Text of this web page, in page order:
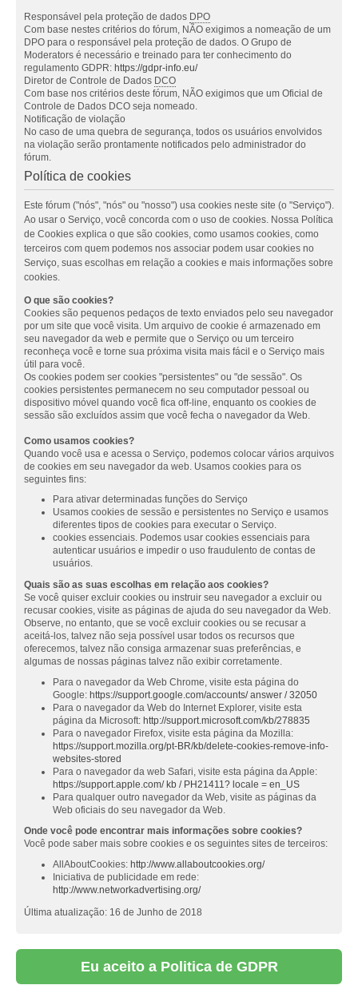
Responsável pela proteção de dados DPO
Com base nestes critérios do fórum, NÃO exigimos a nomeação de um
DPO para o responsável pela proteção de dados. O Grupo de
Moderators é necessário e treinado para ter conhecimento do
regulamento GDPR: https://gdpr-info.eu/
Diretor de Controle de Dados DCO
Com base nos critérios deste fórum, NÃO exigimos que um Oficial de
Controle de Dados DCO seja nomeado.
Notificação de violação
No caso de uma quebra de segurança, todos os usuários envolvidos
na violação serão prontamente notificados pelo administrador do
fórum.
Política de cookies
Este fórum ("nós", "nós" ou "nosso") usa cookies neste site (o "Serviço").
Ao usar o Serviço, você concorda com o uso de cookies. Nossa Política
de Cookies explica o que são cookies, como usamos cookies, como
terceiros com quem podemos nos associar podem usar cookies no
Serviço, suas escolhas em relação a cookies e mais informações sobre
cookies.
O que são cookies?
Cookies são pequenos pedaços de texto enviados pelo seu navegador
por um site que você visita. Um arquivo de cookie é armazenado em
seu navegador da web e permite que o Serviço ou um terceiro
reconheça você e torne sua próxima visita mais fácil e o Serviço mais
útil para você.
Os cookies podem ser cookies "persistentes" ou "de sessão". Os
cookies persistentes permanecem no seu computador pessoal ou
dispositivo móvel quando você fica off-line, enquanto os cookies de
sessão são excluídos assim que você fecha o navegador da Web.
Como usamos cookies?
Quando você usa e acessa o Serviço, podemos colocar vários arquivos
de cookies em seu navegador da web. Usamos cookies para os
seguintes fins:
Para ativar determinadas funções do Serviço
Usamos cookies de sessão e persistentes no Serviço e usamos
diferentes tipos de cookies para executar o Serviço.
cookies essenciais. Podemos usar cookies essenciais para
autenticar usuários e impedir o uso fraudulento de contas de
usuários.
Quais são as suas escolhas em relação aos cookies?
Se você quiser excluir cookies ou instruir seu navegador a excluir ou
recusar cookies, visite as páginas de ajuda do seu navegador da Web.
Observe, no entanto, que se você excluir cookies ou se recusar a
aceitá-los, talvez não seja possível usar todos os recursos que
oferecemos, talvez não consiga armazenar suas preferências, e
algumas de nossas páginas talvez não exibir corretamente.
Para o navegador da Web Chrome, visite esta página do
Google: https://support.google.com/accounts/ answer / 32050
Para o navegador da Web do Internet Explorer, visite esta
página da Microsoft: http://support.microsoft.com/kb/278835
Para o navegador Firefox, visite esta página da Mozilla:
https://support.mozilla.org/pt-BR/kb/delete-cookies-remove-info-
websites-stored
Para o navegador da web Safari, visite esta página da Apple:
https://support.apple.com/ kb / PH21411? locale = en_US
Para qualquer outro navegador da Web, visite as páginas da
Web oficiais do seu navegador da Web.
Onde você pode encontrar mais informações sobre cookies?
Você pode saber mais sobre cookies e os seguintes sites de terceiros:
AllAboutCookies: http://www.allaboutcookies.org/
Iniciativa de publicidade em rede:
http://www.networkadvertising.org/
Última atualização: 16 de Junho de 2018